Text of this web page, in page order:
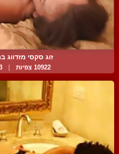
זוג סקסי מזדווג
10922 צפיות 3